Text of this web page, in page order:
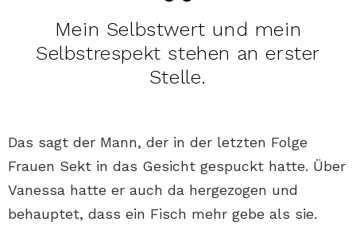
Mein Selbstwert und mein
Selbstrespekt stehen an erster
Stelle.
Das sagt der Mann, der in der letzten Folge
Frauen Sekt in das Gesicht gespuckt hatte. Über
Vanessa hatte er auch da hergezogen und
behauptet, dass ein Fisch mehr gebe als sie.